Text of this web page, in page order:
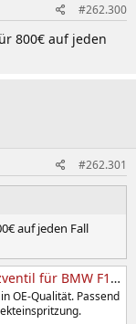
#262.300
800€ auf jeden
#262.301
auf jeden Fall
F06 F15 F16 Norm EU6 | eBay
OE-Qualität. Passend